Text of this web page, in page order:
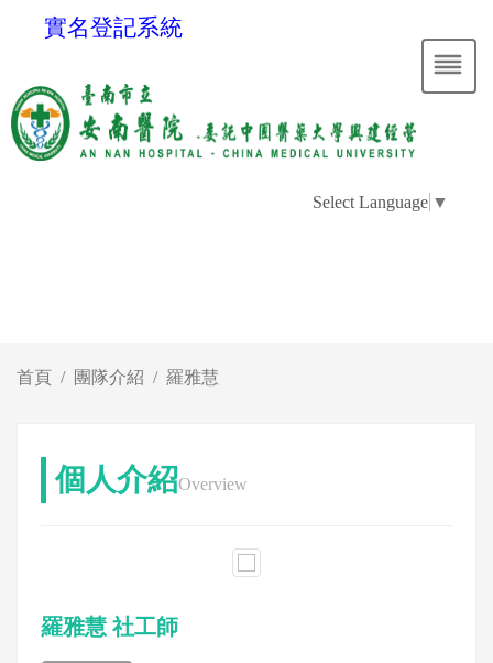
實名登記系統
Select Language ▼
首頁 團隊介紹 羅雅慧
個人介紹Overview
羅雅慧 社工師